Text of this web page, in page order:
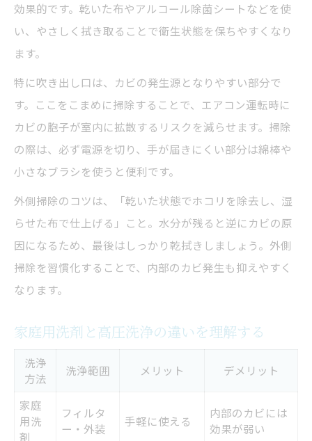
効果的です。乾いた布やアルコール除菌シートなどを使
い、やさしく拭き取ることで衛生状態を保ちやすくなり
ます。
特に吹き出し口は、カビの発生源となりやすい部分で
す。ここをこまめに掃除することで、エアコン運転時に
カビの胞子が室内に拡散するリスクを減らせます。掃除
の際は、必ず電源を切り、手が届きにくい部分は綿棒や
小さなブラシを使うと便利です。
外側掃除のコツは、「乾いた状態でホコリを除去し、湿
らせた布で仕上げる」こと。水分が残ると逆にカビの原
因になるため、最後はしっかり乾拭きしましょう。外側
掃除を習慣化することで、内部のカビ発生も抑えやすく
なります。
家庭用洗剤と高圧洗浄の違いを理解する
洗浄
方法
洗浄範囲 メリット デメリット
家庭
用洗
剤
フィルタ
ー・外装
手軽に使える
内部のカビには
効果が弱い